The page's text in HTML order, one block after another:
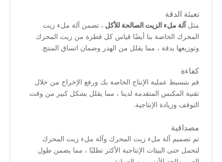
تعبئة الدقة
مثل آلة ملء الزيت الصالحة للأكل ، تضمن آلة ملء زيت
المحرك الخاصة بنا أيضًا قياس كل قطرة من زيت المحرك
وتوزيعها بدقة ، مما يقلل من الهدر وضمان اتساق المنتج.
كفاءة
قم بتبسيط عملية الإنتاج الخاصة بك ورفع الإخراج من خلال
تقنية المكبس المتقدمة لدينا ، مما يقلل بشكل كبير من وقت
التوقف وزيادة الإنتاجية.
مصداقية
تم تصميم آلة ملء زيت المحرك وآلة ملء زيت المحرك
لتحمل حتى البيئات الإنتاجية الأكثر تطلبًا ، مما يضمن طول